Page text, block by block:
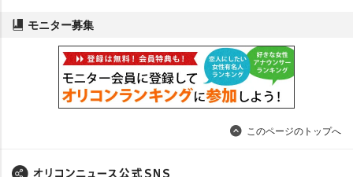
モニター募集
このページのトップへ